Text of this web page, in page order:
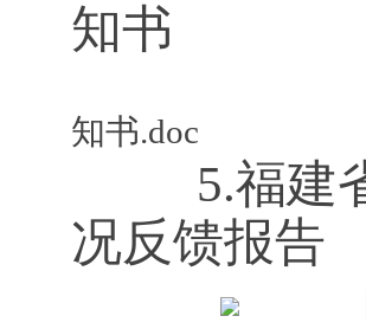
知书
知书.doc
5.福建
况反馈报告